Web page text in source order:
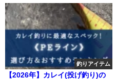
釣りアイテム
【2026年】カレイ(投げ釣り)の